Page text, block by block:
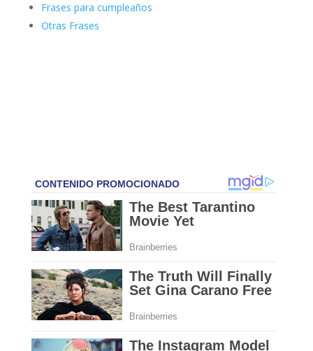
Frases para cumpleaños
Otras Frases